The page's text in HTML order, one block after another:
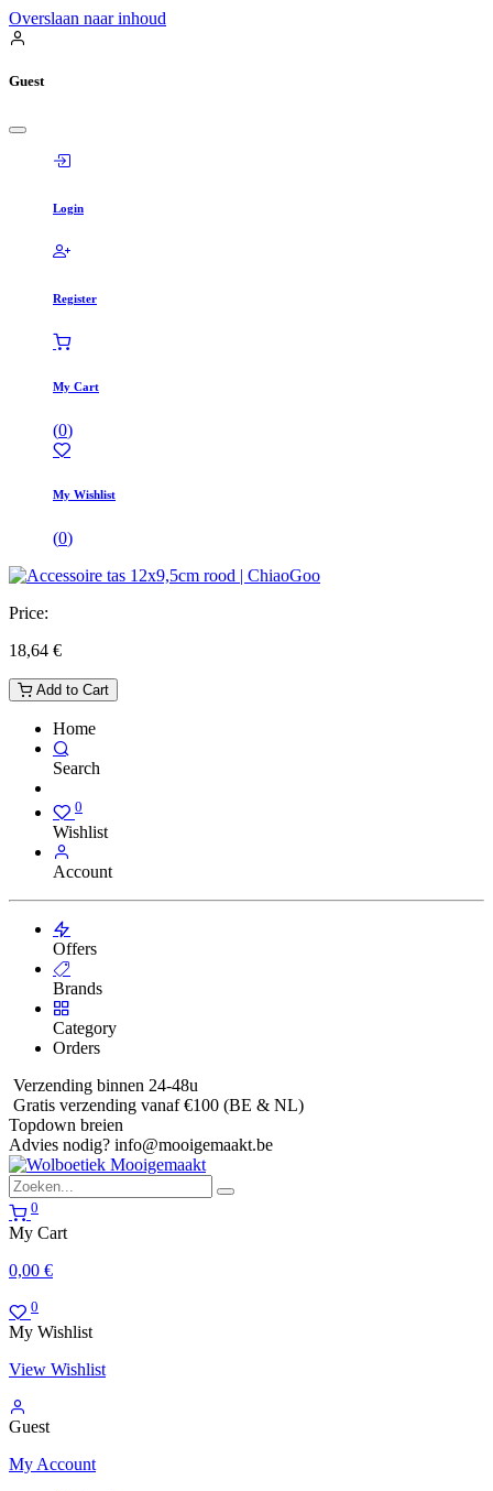
Overslaan naar inhoud
Guest
Login
Register
My Cart
(0)
My Wishlist
(0)
Price:
18,64 €
Add to Cart
Home
Search
0
Wishlist
Account
Offers
Brands
Category
Orders
Verzending binnen 24-48u
Gratis verzending vanaf €100 (BE & NL)
Topdown breien
Advies nodig? info@mooigemaakt.be
0
My Cart
0,00 €
0
My Wishlist
View Wishlist
Guest
My Account